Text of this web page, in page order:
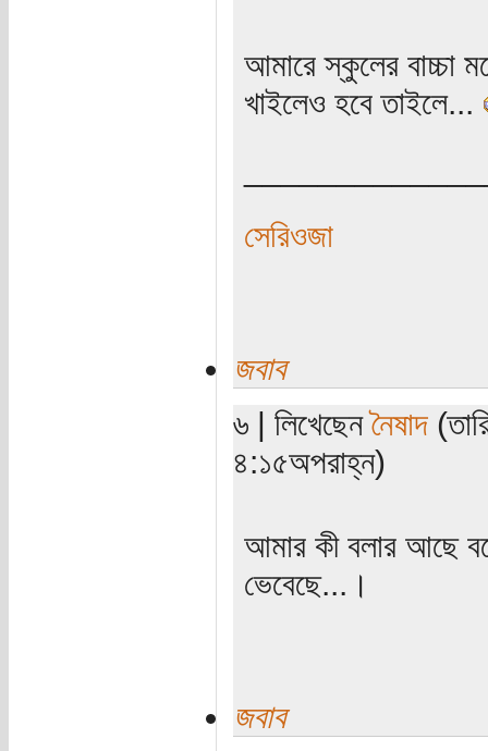
আমারে স্কুলের বাচ্চা
খাইলেও হবে তাইলে...
সেরিওজা
জবাব
৬ | লিখেছেননৈষাদ
৪:১৫অপরাহ্ন)
আমার কী বলার আছে
ভেবেছে...।
জবাব